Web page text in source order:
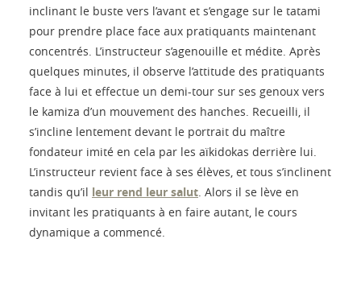
inclinant le buste vers l’avant et s’engage sur le tatami
pour prendre place face aux pratiquants maintenant
concentrés. L’instructeur s’agenouille et médite. Après
quelques minutes, il observe l’attitude des pratiquants
face à lui et effectue un demi-tour sur ses genoux vers
le kamiza d’un mouvement des hanches. Recueilli, il
s’incline lentement devant le portrait du maître
fondateur imité en cela par les aïkidokas derrière lui.
L’instructeur revient face à ses élèves, et tous s’inclinent
tandis qu’il leur rend leur salut. Alors il se lève en
invitant les pratiquants à en faire autant, le cours
dynamique a commencé.